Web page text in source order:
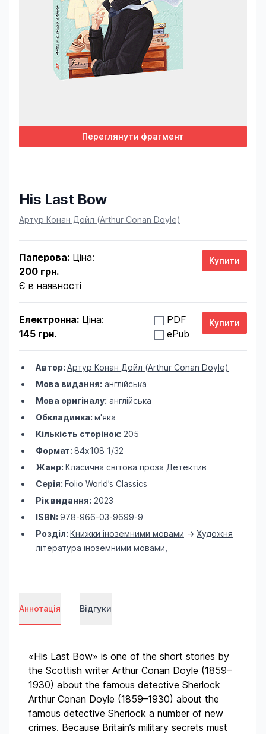
Переглянути фрагмент
His Last Bow
Product information
Артур Конан Дойл (Arthur Conan Doyle)
Паперова: Ціна:
200 грн.
Є в наявності
Електронна: Ціна:
145 грн.
PDF
ePub
Автор: Артур Конан Дойл (Arthur Conan Doyle)
Мова видання: англійська
Мова оригіналу: англійська
Обкладинка: м'яка
Кількість сторінок: 205
Формат: 84х108 1/32
Жанр: Класична світова проза Детектив
Серія: Folio World’s Classics
Рік видання: 2023
ISBN: 978-966-03-9699-9
Розділ: Книжки іноземними мовами -> Художня
література іноземними мовами
Аннотація Відгуки
«His Last Bow» is one of the short stories by
the Scottish writer Arthur Conan Doyle (1859–
1930) about the famous detective Sherlock
Arthur Conan Doyle (1859–1930) about the
famous detective Sherlock a number of new
crimes. Because Britain’s military secrets must